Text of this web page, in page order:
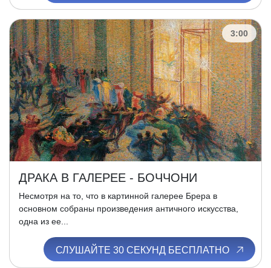
3:00
ДРАКА В ГАЛЕРЕЕ - БОЧЧОНИ
Несмотря на то, что в картинной галерее Брера в
основном собраны произведения античного искусства,
одна из ее...
СЛУШАЙТЕ 30 СЕКУНД БЕСПЛАТНО